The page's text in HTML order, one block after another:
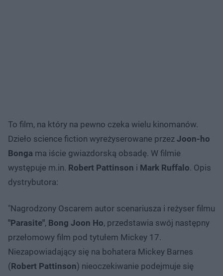
To film, na który na pewno czeka wielu kinomanów.
Dzieło science fiction wyreżyserowane przez Joon-ho
Bonga ma iście gwiazdorską obsadę. W filmie
występuje m.in. Robert Pattinson i Mark Ruffalo. Opis
dystrybutora:
"Nagrodzony Oscarem autor scenariusza i reżyser filmu
"Parasite", Bong Joon Ho, przedstawia swój następny
przełomowy film pod tytułem Mickey 17.
Niezapowiadający się na bohatera Mickey Barnes
(Robert Pattinson) nieoczekiwanie podejmuje się